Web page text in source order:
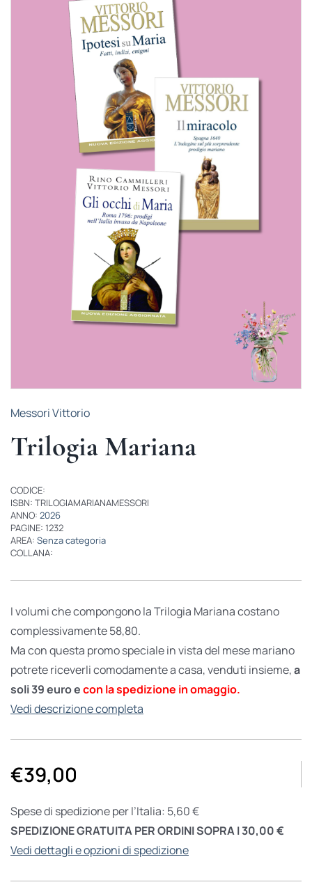
BIOGRAFIE
ATTUALITÀ
Messori Vittorio
Trilogia Mariana
CODICE:
ISBN: TRILOGIAMARIANAMESSORI
ANNO: 2026
PAGINE: 1232
AREA: Senza categoria
COLLANA:
I volumi che compongono la Trilogia Mariana costano
complessivamente 58,80.
Ma con questa promo speciale in vista del mese mariano
potrete riceverli comodamente a casa, venduti insieme,a
soli 39 euro econ la spedizione in omaggio.
Vedi descrizione completa
€39,00
Spese di spedizione per l’Italia: 5,60 €
SPEDIZIONE GRATUITA PER ORDINI SOPRA I 30,00 €
Vedi dettagli e opzioni di spedizione